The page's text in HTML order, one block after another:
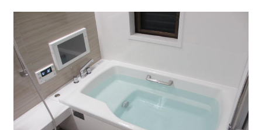
施工事例
お客様の声
イベント情報
店舗＆モデルハウス紹介
スタッフ紹介
リフォームの流れ